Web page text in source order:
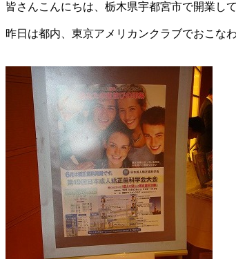
皆さんこんにちは、 栃木県宇都宮市で開業し
昨日は都内、東京アメリカンクラブでおこなわ